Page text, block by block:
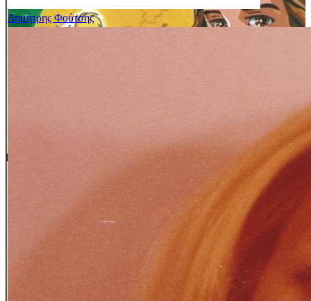
Δημήτρης Φούτσης